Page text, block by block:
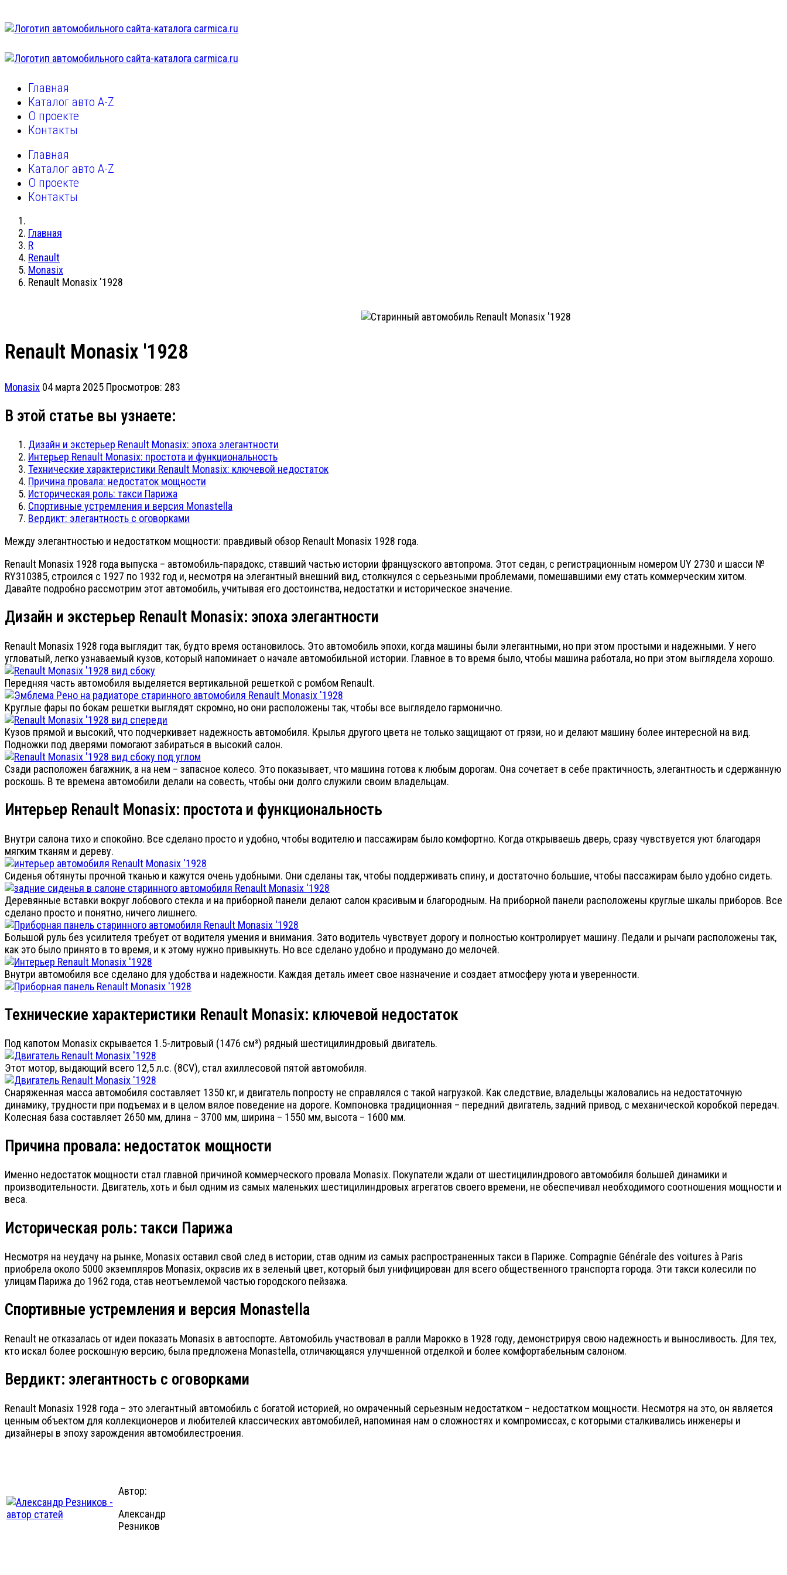
Главная
Каталог авто A-Z
О проекте
Контакты
Главная
Каталог авто A-Z
О проекте
Контакты
Главная
R
Renault
Monasix
Renault Monasix '1928
Renault Monasix '1928
Monasix 04 марта 2025 Просмотров: 283
В этой статье вы узнаете:
Дизайн и экстерьер Renault Monasix: эпоха элегантности
Интерьер Renault Monasix: простота и функциональность
Технические характеристики Renault Monasix: ключевой недостаток
Причина провала: недостаток мощности
Историческая роль: такси Парижа
Спортивные устремления и версия Monastella
Вердикт: элегантность с оговорками
Между элегантностью и недостатком мощности: правдивый обзор Renault Monasix 1928 года.
Renault Monasix 1928 года выпуска – автомобиль-парадокс, ставший частью истории французского автопрома. Этот седан, с регистрационным номером UY 2730 и шасси №
RY310385, строился с 1927 по 1932 год и, несмотря на элегантный внешний вид, столкнулся с серьезными проблемами, помешавшими ему стать коммерческим хитом.
Давайте подробно рассмотрим этот автомобиль, учитывая его достоинства, недостатки и историческое значение.
Дизайн и экстерьер Renault Monasix: эпоха элегантности
Renault Monasix 1928 года выглядит так, будто время остановилось. Это автомобиль эпохи, когда машины были элегантными, но при этом простыми и надежными. У него
угловатый, легко узнаваемый кузов, который напоминает о начале автомобильной истории. Главное в то время было, чтобы машина работала, но при этом выглядела хорошо.
Передняя часть автомобиля выделяется вертикальной решеткой с ромбом Renault.
Круглые фары по бокам решетки выглядят скромно, но они расположены так, чтобы все выглядело гармонично.
Кузов прямой и высокий, что подчеркивает надежность автомобиля. Крылья другого цвета не только защищают от грязи, но и делают машину более интересной на вид.
Подножки под дверями помогают забираться в высокий салон.
Сзади расположен багажник, а на нем – запасное колесо. Это показывает, что машина готова к любым дорогам. Она сочетает в себе практичность, элегантность и сдержанную
роскошь. В те времена автомобили делали на совесть, чтобы они долго служили своим владельцам.
Интерьер Renault Monasix: простота и функциональность
Внутри салона тихо и спокойно. Все сделано просто и удобно, чтобы водителю и пассажирам было комфортно. Когда открываешь дверь, сразу чувствуется уют благодаря
мягким тканям и дереву.
Сиденья обтянуты прочной тканью и кажутся очень удобными. Они сделаны так, чтобы поддерживать спину, и достаточно большие, чтобы пассажирам было удобно сидеть.
Деревянные вставки вокруг лобового стекла и на приборной панели делают салон красивым и благородным. На приборной панели расположены круглые шкалы приборов. Все
сделано просто и понятно, ничего лишнего.
Большой руль без усилителя требует от водителя умения и внимания. Зато водитель чувствует дорогу и полностью контролирует машину. Педали и рычаги расположены так,
как это было принято в то время, и к этому нужно привыкнуть. Но все сделано удобно и продумано до мелочей.
Внутри автомобиля все сделано для удобства и надежности. Каждая деталь имеет свое назначение и создает атмосферу уюта и уверенности.
Технические характеристики Renault Monasix: ключевой недостаток
Под капотом Monasix скрывается 1.5-литровый (1476 см³) рядный шестицилиндровый двигатель.
Этот мотор, выдающий всего 12,5 л.с. (8CV), стал ахиллесовой пятой автомобиля.
Снаряженная масса автомобиля составляет 1350 кг, и двигатель попросту не справлялся с такой нагрузкой. Как следствие, владельцы жаловались на недостаточную
динамику, трудности при подъемах и в целом вялое поведение на дороге. Компоновка традиционная – передний двигатель, задний привод, с механической коробкой передач.
Колесная база составляет 2650 мм, длина – 3700 мм, ширина – 1550 мм, высота – 1600 мм.
Причина провала: недостаток мощности
Именно недостаток мощности стал главной причиной коммерческого провала Monasix. Покупатели ждали от шестицилиндрового автомобиля большей динамики и
производительности. Двигатель, хоть и был одним из самых маленьких шестицилиндровых агрегатов своего времени, не обеспечивал необходимого соотношения мощности и
веса.
Историческая роль: такси Парижа
Несмотря на неудачу на рынке, Monasix оставил свой след в истории, став одним из самых распространенных такси в Париже. Compagnie Générale des voitures à Paris
приобрела около 5000 экземпляров Monasix, окрасив их в зеленый цвет, который был унифицирован для всего общественного транспорта города. Эти такси колесили по
улицам Парижа до 1962 года, став неотъемлемой частью городского пейзажа.
Спортивные устремления и версия Monastella
Renault не отказалась от идеи показать Monasix в автоспорте. Автомобиль участвовал в ралли Марокко в 1928 году, демонстрируя свою надежность и выносливость. Для тех,
кто искал более роскошную версию, была предложена Monastella, отличающаяся улучшенной отделкой и более комфортабельным салоном.
Вердикт: элегантность с оговорками
Renault Monasix 1928 года – это элегантный автомобиль с богатой историей, но омраченный серьезным недостатком – недостатком мощности. Несмотря на это, он является
ценным объектом для коллекционеров и любителей классических автомобилей, напоминая нам о сложностях и компромиссах, с которыми сталкивались инженеры и
дизайнеры в эпоху зарождения автомобилестроения.
Автор:
Александр
Резников